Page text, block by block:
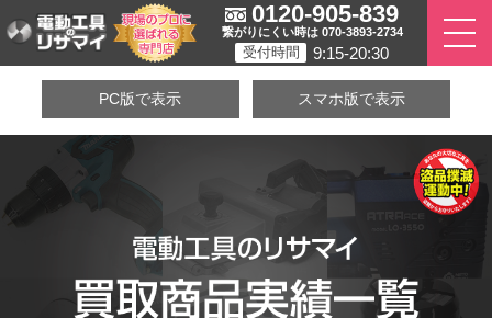
0120-905-839
繋がりにくい時は 070-3893-2734
受付時間 9:15-20:30
PC版で表示 スマホ版で表示